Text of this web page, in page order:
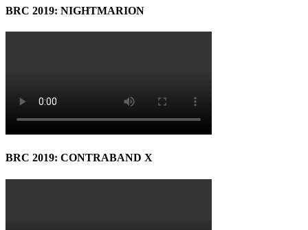
BRC 2019: NIGHTMARION
BRC 2019: CONTRABAND X